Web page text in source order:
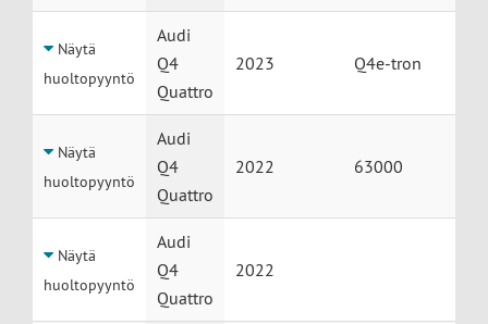
Näytä
huoltopyyntö
Audi
Q4
Quattro
2023 Q4e-tron
Näytä
huoltopyyntö
Audi
Q4
Quattro
2022 63000
Näytä
huoltopyyntö
Audi
Q4
Quattro
2022